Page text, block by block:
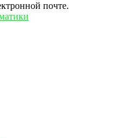
почте.